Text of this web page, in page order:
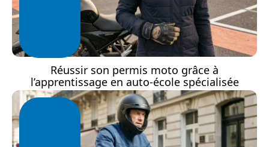
Réussir son permis moto grâce à
l’apprentissage en auto-école spécialisée